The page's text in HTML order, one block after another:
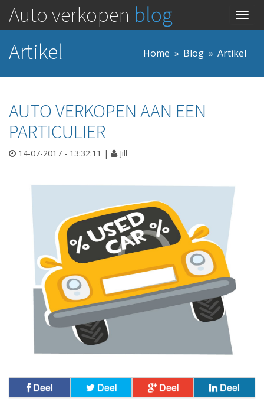
Auto verkopen blog
Artikel
Home Blog Artikel
AUTO VERKOPEN AAN EEN
PARTICULIER
14-07-2017 - 13:32:11 | Jill
Deel Deel Deel Deel